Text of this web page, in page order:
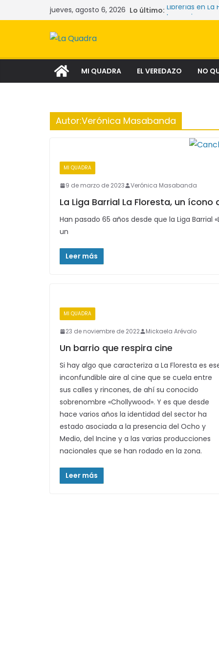
al
jueves, agosto 6, 2026 Lo último: Librerías en La
Las mujeres
aspiración
Tecnología y
MI QUADRA EL VEREDAZO NO
Autor:Verónica Masabanda
MI QUADRA
9 de marzo de 2023 Verónica Masabanda
La Liga Barrial La Floresta, un
Han pasado 65 años desde que la Liga Barrial
un
Leer más
MI QUADRA
23 de noviembre de 2022 Mickaela Arévalo
Un barrio que respira cine
Si hay algo que caracteriza a La Floresta es
inconfundible aire al cine que se cuela entre
sus calles y rincones, de ahí su conocido
sobrenombre «Chollywood». Y es que desde
hace varios años la identidad del sector ha
estado asociada a la presencia del Ocho y
Medio, del Incine y a las varias producciones
nacionales que se han rodado en la zona.
Leer más